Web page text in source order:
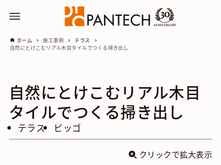
ホーム 施工事例
テラス
自然にとけこむリアル木目タイルでつくる掃き出し
自然にとけこむリアル木目
タイルでつくる掃き出し
テラス ビッゴ
クリックで拡大表示